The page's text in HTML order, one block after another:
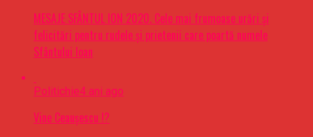
MESAJE SFÂNTUL ION 2020. Cele mai frumoase urări şi
felicitări pentru rudele şi prietenii care poartă numele
Sfântului Ioan
Politichie4 ani ago
Vine Ceaușescu !?